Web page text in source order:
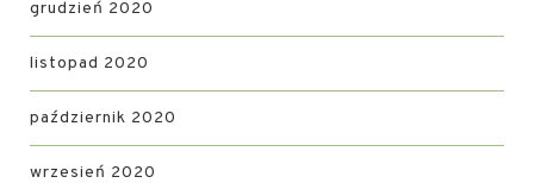
grudzień 2020
listopad 2020
październik 2020
wrzesień 2020